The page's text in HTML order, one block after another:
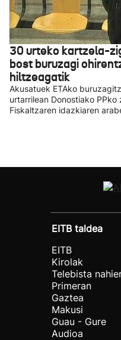
30 urteko kartzela-
bost buruzagi
hiltzeagatik
Akusatuek ETAko
urtarrilean Donostiako
Fiskaltzaren idazkiaren
EITB taldea
EITB
Kirolak
Telebista
Primeran
Gaztea
Makusi
Guau - Gure
Audioa